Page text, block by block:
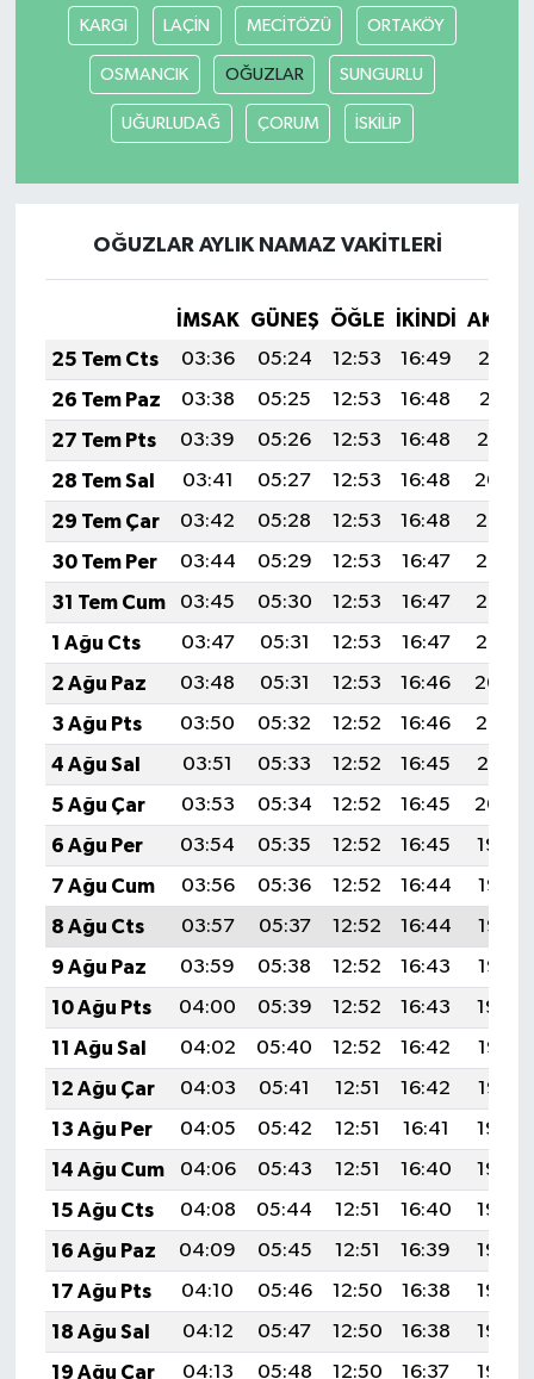
KARGI LAÇİN MECİTÖZÜ ORTAKÖY
OSMANCIK OĞUZLAR SUNGURLU
UĞURLUDAĞ ÇORUM İSKİLİP
OĞUZLAR AYLIK NAMAZ VAKITLERI
İMSAK GÜNEŞ ÖĞLE İKINDI
25 Tem Cts
03:36 05:24 12:53 16:49
20:12
26 Tem Paz
03:38 05:25 12:53 16:48
20:11
27 Tem Pts
03:39 05:26 12:53 16:48
20:10
28 Tem Sal
03:41 05:27 12:53 16:48
20:09
29 Tem Çar
03:42 05:28 12:53 16:48
20:08
30 Tem Per
03:44 05:29 12:53 16:47
20:07
31 Tem Cum
03:45 05:30 12:53 16:47
20:06
1 Ağu Cts
03:47 05:31 12:53 16:47
20:05
2 Ağu Paz
03:48 05:31 12:53 16:46
20:04
3 Ağu Pts
03:50 05:32 12:52 16:46
20:03
4 Ağu Sal
03:51 05:33 12:52 16:45
20:01
5 Ağu Çar
03:53 05:34 12:52 16:45
20:00
6 Ağu Per
03:54 05:35 12:52 16:45
19:59
7 Ağu Cum
03:56 05:36 12:52 16:44
19:58
8 Ağu Cts
03:57 05:37 12:52 16:44
19:57
9 Ağu Paz
03:59 05:38 12:52 16:43
19:55
10 Ağu Pts
04:00 05:39 12:52 16:43
19:54
11 Ağu Sal
04:02 05:40 12:52 16:42
19:53
12 Ağu Çar
04:03 05:41 12:51 16:42
19:52
13 Ağu Per
04:05 05:42 12:51 16:41
19:50
14 Ağu Cum
04:06 05:43 12:51 16:40
19:49
15 Ağu Cts
04:08 05:44 12:51 16:40
19:48
16 Ağu Paz
04:09 05:45 12:51 16:39
19:46
17 Ağu Pts
04:10 05:46 12:50 16:38
19:45
18 Ağu Sal
04:12 05:47 12:50 16:38
19:43
19 Ağu Çar
04:13 05:48 12:50 16:37
19:42